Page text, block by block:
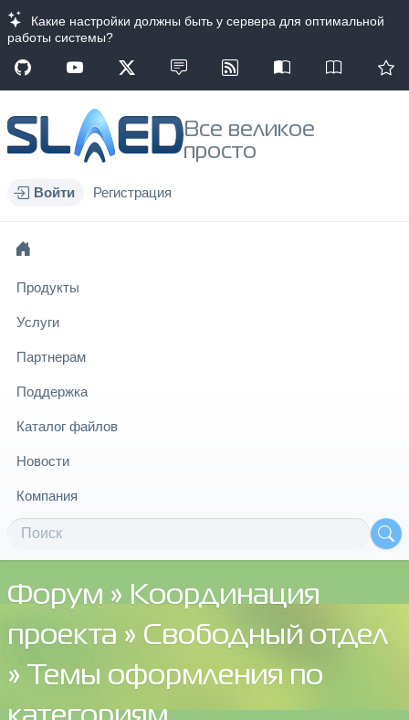
Какие настройки должны быть у сервера для оптимальной
работы системы?
Все великое
просто
Войти Регистрация
Продукты
Услуги
Партнерам
Поддержка
Каталог файлов
Новости
Компания
Форум » Координация
проекта » Свободный отдел
» Темы оформления по